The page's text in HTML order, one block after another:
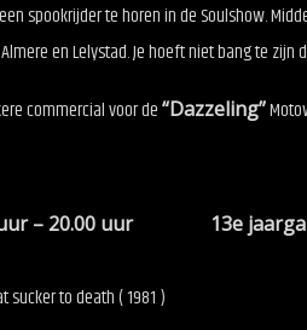
spookrijder te horen in de Soulshow.
en Lelystad. Je hoeft niet bang te zijn
commercial voor de“Dazzeling”
uur – 20.00 uur 13e
sucker to death ( 1981 )